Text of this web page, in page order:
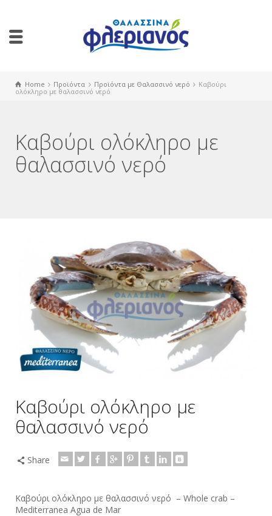
Home Προϊόντα Προϊόντα με Θαλασσινό νερό
Καβούρι
ολόκληρο με θαλασσινό νερό
Καβούρι ολόκληρο με
θαλασσινό νερό
Καβούρι ολόκληρο με
θαλασσινό νερό
Share
Καβούρι ολόκληρο με θαλασσινό νερό – Whole crab –
Mediterranea Agua de Mar